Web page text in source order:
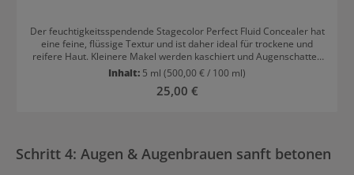
Der feuchtigkeitsspendende Stagecolor Perfect Fluid Concealer hat
eine feine, flüssige Textur und ist daher ideal für trockene und
reifere Haut. Kleinere Makel werden kaschiert und Augenschatten
werden abgedeckt, die Haut wirkt strahlend und frischer. Ohne
erhältlich, überzeugt mit mittlerer Deckkraft und garantiert einen
und verteilen. Stagecolor Perfect Fluid Concealer kann bei Bedarf
auch in zwei Schichten aufgetragen werden.
Inhalt: 5 ml (500,00 € / 100 ml)
Regulärer Preis:
25,00 €
Schritt 4: Augen & Augenbrauen sanft betonen